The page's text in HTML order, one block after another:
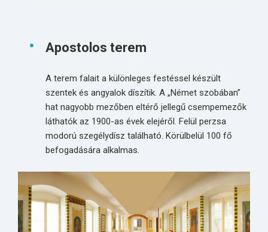
Apostolos terem
A terem falait a különleges festéssel készült
szentek és angyalok díszítik. A „Német szobában”
hat nagyobb mezőben eltérő jellegű csempemezők
láthatók az 1900-as évek elejéről. Felül perzsa
modorú szegélydísz található. Körülbelül 100 fő
befogadására alkalmas.